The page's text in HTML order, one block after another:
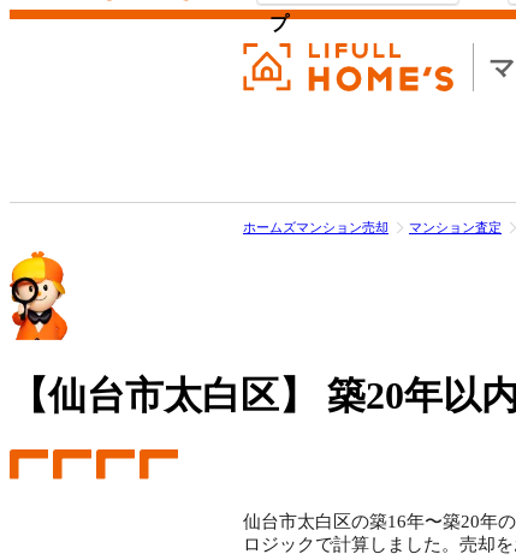
プ
ホームズマンション売却 マンション査定
【仙台市太白区】 築20年以
仙台市太白区の築16年〜築20年
ロジックで計算しました。売却